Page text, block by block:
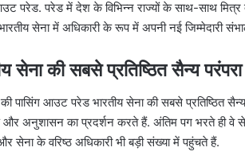
परेड. परेड में देश के विभिन्न राज्यों के साथ-साथ
सेना में अधिकारी के रूप में अपनी नई जिम्मेदारी
सेना की सबसे प्रतिष्ठित सैन्य परंपरा
पासिंग आउट परेड भारतीय सेना की सबसे प्रतिष्ठित
और अनुशासन का प्रदर्शन करते हैं. अंतिम पग भरते ही
सेना के वरिष्ठ अधिकारी भी बड़ी संख्या में पहुंचते हैं.